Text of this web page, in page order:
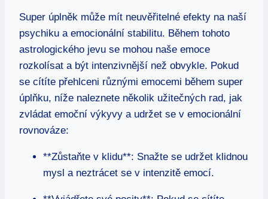
Super úplněk může mít neuvěřitelné efekty na naší
psychiku a emocionální stabilitu. Během tohoto
astrologického jevu se mohou naše emoce
rozkolísat a být intenzivnější než obvykle. Pokud
se cítíte přehlceni různými emocemi během super
úplňku, níže naleznete několik užitečných rad, jak
zvládat emoční výkyvy a udržet se v emocionální
rovnováze:
**Zůstaňte v klidu**: Snažte se udržet klidnou
mysl a neztrácet se v intenzitě emocí.